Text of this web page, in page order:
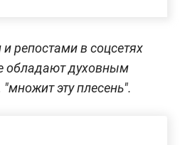
репостами в соцсетях
обладают духовным
эту плесень".